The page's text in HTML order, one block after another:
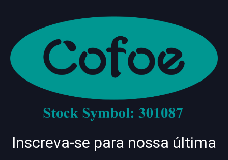
Inscreva-se para nossa última